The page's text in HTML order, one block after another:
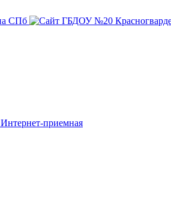
Интернет-приемная